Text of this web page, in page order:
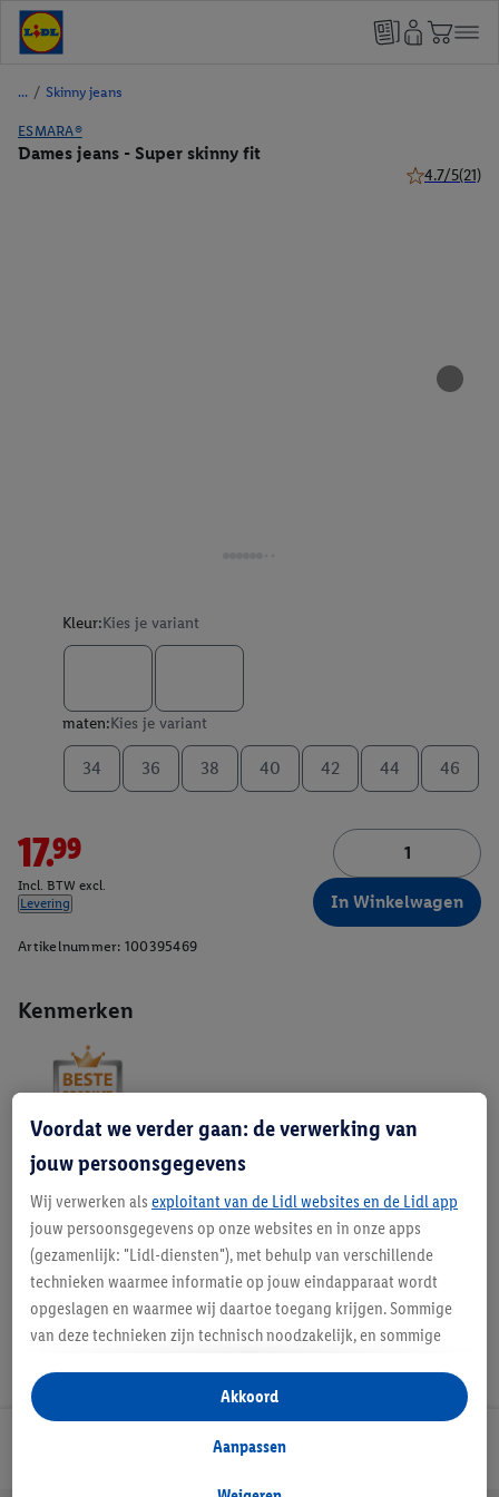
/ Skinny jeans
ESMARA®
Dames jeans - Super skinny fit
4.7/5(21)
Kenmerken
Kleur:Kies je variant
maten:Kies je variant
34 36 38 40 42 44 46
17.99
Incl. BTW excl.
Levering
In Winkelwagen
Artikelnummer: 100395469
Beschrijving
Lidl Nieuwsbrief
Voordat we verder gaan: de verwerking van
jouw persoonsgegevens
Wij verwerken als exploitant van de Lidl websites en de Lidl app
jouw persoonsgegevens op onze websites en in onze apps
(gezamenlijk: "Lidl-diensten"), met behulp van verschillende
technieken waarmee informatie op jouw eindapparaat wordt
opgeslagen en waarmee wij daartoe toegang krijgen. Sommige
van deze technieken zijn technisch noodzakelijk, en sommige
opslaan van voorkeursinstellingen, het verzamelen en
analyseren van statistieken of voor het tonen van
gepersonaliseerde reclame binnen en buiten de Lidl-diensten.
Aanpassen
Akkoord